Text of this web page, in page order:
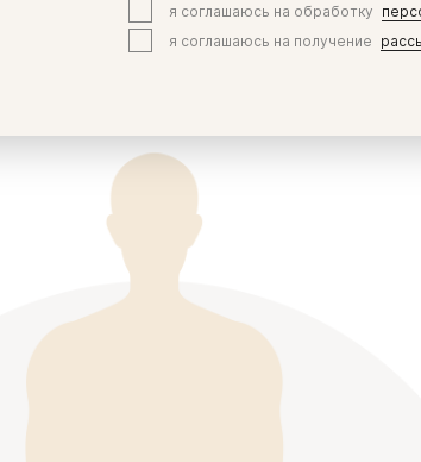
Эффекты применения
я соглашаюсь на обработку
я соглашаюсь на получение